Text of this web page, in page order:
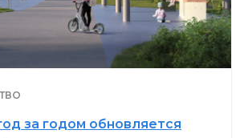
за годом обновляется